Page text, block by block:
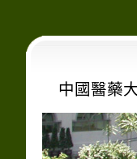
中國醫藥